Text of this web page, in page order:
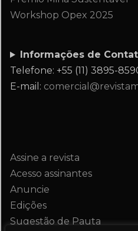
Workshop Opex 2025
Informações de
Telefone: +55 (11) 3895-
E-mail:
Assine a revista
Acesso assinantes
Anuncie
Edições
Sugestão de Pauta